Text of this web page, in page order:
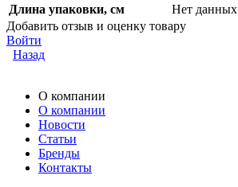
Длина упаковки, см
Нет данных
Добавить отзыв и оценку товару
Войти
Назад
О компании
О компании
Новости
Статьи
Бренды
Контакты